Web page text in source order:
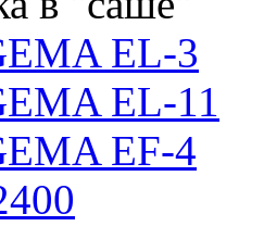
EL-3
EL-11
EF-4